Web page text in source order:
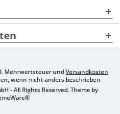
Mehrwertsteuer undVersandkosten
wenn nicht anders beschrieben
- All Rights Reserved. Theme by